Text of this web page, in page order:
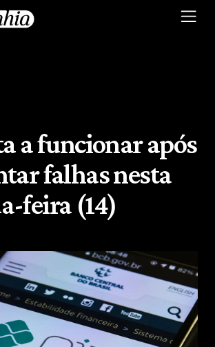
a funcionar após
falhas nesta
feira (14)